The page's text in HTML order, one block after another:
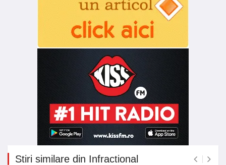
Stiri similare din Infractional